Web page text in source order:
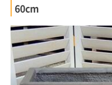
60cm